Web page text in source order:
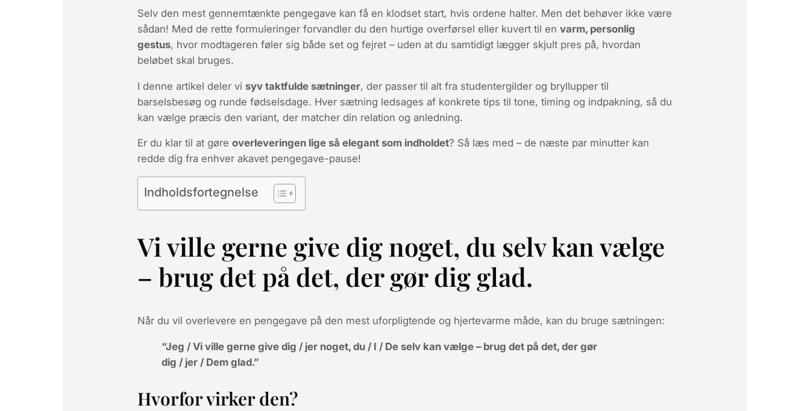
Selv den mest gennemtænkte pengegave kan få en klodset start, hvis ordene halter. Men det behøver ikke være
sådan! Med de rette formuleringer forvandler du den hurtige overførsel eller kuvert til en varm, personlig
gestus, hvor modtageren føler sig både set og fejret – uden at du samtidigt lægger skjult pres på, hvordan
beløbet skal bruges.
I denne artikel deler vi syv taktfulde sætninger, der passer til alt fra studentergilder og bryllupper til
barselsbesøg og runde fødselsdage. Hver sætning ledsages af konkrete tips til tone, timing og indpakning, så du
kan vælge præcis den variant, der matcher din relation og anledning.
Er du klar til at gøre overleveringen lige så elegant som indholdet? Så læs med – de næste par minutter kan
redde dig fra enhver akavet pengegave-pause!
Indholdsfortegnelse
Vi ville gerne give dig noget, du selv kan vælge
– brug det på det, der gør dig glad.
Når du vil overlevere en pengegave på den mest uforpligtende og hjertevarme måde, kan du bruge sætningen:
“Jeg / Vi ville gerne give dig / jer noget, du / I / De selv kan vælge – brug det på det, der gør
dig / jer / Dem glad.”
Hvorfor virker den?